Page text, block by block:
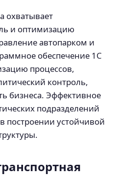
охватывает
и оптимизацию
автопарком и
обеспечение 1С
процессов,
контроль,
бизнеса. Эффективное
подразделений
построении устойчивой